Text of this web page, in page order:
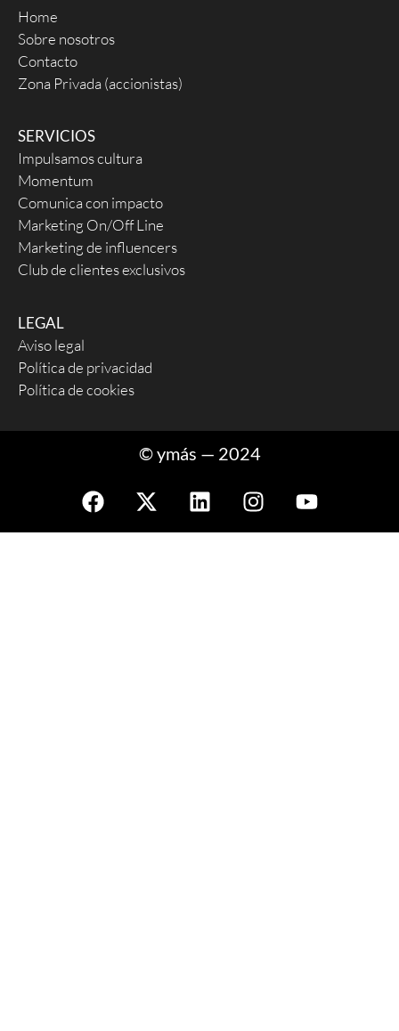
Home
Sobre nosotros
Contacto
Zona Privada (accionistas)
SERVICIOS
Impulsamos cultura
Momentum
Comunica con impacto
Marketing On/Off Line
Marketing de influencers
Club de clientes exclusivos
LEGAL
Aviso legal
Política de privacidad
Política de cookies
© ymás — 2024